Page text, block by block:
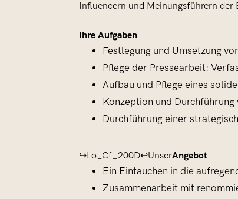
Influencern und Meinungsführern der
Ihre Aufgaben
Festlegung und Umsetzung
Pflege der Pressearbeit:
Aufbau und Pflege eines
Konzeption und
Durchführung einer
↪Lo_Cf_200D↩UnserAngebot
Ein Eintauchen in die
Zusammenarbeit mit